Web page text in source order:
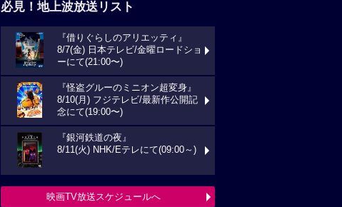
必見！地上波放送リスト
『借りぐらしのアリエッティ』
8/7(金) 日本テレビ/金曜ロードショ
ーにて(21:00〜)
『怪盗グルーのミニオン超変身』
8/10(月) フジテレビ/最新作公開記
念にて(19:00〜)
『銀河鉄道の夜』
8/11(火) NHK/Eテレにて(09:00～)
映画TV放送スケジュールへ